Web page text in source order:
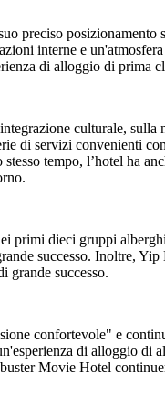
preciso
interne e
di alloggio di prima
culturale, sulla
di servizi convenienti
tempo, l’hotel ha
primi dieci gruppi
successo. Inoltre,
grande successo.
confortevole" e
di alloggio di
Movie Hotel